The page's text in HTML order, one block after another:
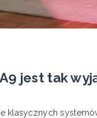
jest tak
klasycznych